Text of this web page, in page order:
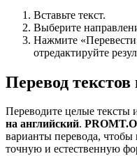
Вставьте текст.
Выберите
Нажмите
отредактируйте
Перевод текстов
Переводите целые тексты
на английский.
варианты перевода,
точную и естественную